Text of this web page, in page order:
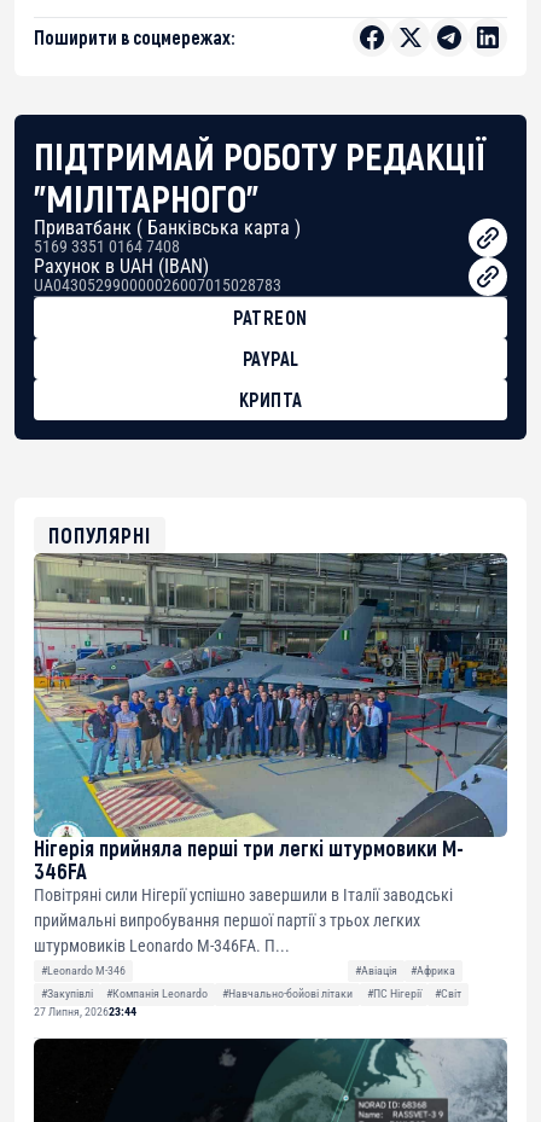
Поширити в соцмережах:
ПІДТРИМАЙ РОБОТУ РЕДАКЦІЇ
"МІЛІТАРНОГО"
Приватбанк ( Банківська карта )
5169 3351 0164 7408
Рахунок в UAH (IBAN)
UA043052990000026007015028783
PATREON
PAYPAL
КРИПТА
0xfD02863D3289416fcF50975c9DFda13623f97758
ПОПУЛЯРНІ
Нігерія прийняла перші три легкі штурмовики M-
346FA
Повітряні сили Нігерії успішно завершили в Італії заводські
приймальні випробування першої партії з трьох легких
штурмовиків Leonardo M-346FA. П...
#Leonardo M-346 #Авіація
#Африка
#Закупівлі
#Компанія Leonardo #Навчально-бойові літаки #ПС Нігерії
#Світ
27 Липня, 202623:44